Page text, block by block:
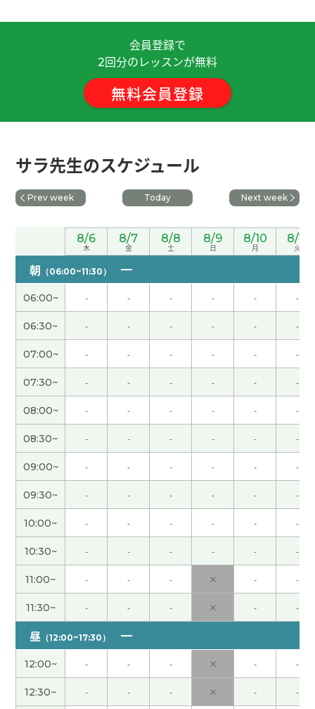
に教えていただけました。ありがとうございます。
老师总是会温柔地纠正我说错的声调 ,即使意思明白
了，也会教我更地道、更自然的说法，非常感谢
快，不知不觉就到了下课的时间。最近我能上课的
时间和您开课的时间很容易对上，这让我很开心。
下次见〜
謝謝老師!!( 20代 男性 )
变异蜘蛛的电影…，我绝对不想看它（ ^ ^ ; 下次
见！！
不能～、看不到、看不了 のニュアンスの違いを教
えていただきました。今までもやもやしていた文法
ですが霧が晴れました！ところで中国語でこの様
な質問をするのは難しいですね。チャレンジしま
したが上手く質問できませんでした。太谢谢你！下
次见！
上节课那天特别闷热，不过昨天来了个台风🌀，下
了很大的雨，气温也一下子就降下了，最高气温只
有20度。我还淋成了落汤鸡(⁠T⁠ T⁠) 下次见〜〜
謝謝老師!!( 20代 男性 )
発音解説ありがとうございました。ラスボスの鼻
母音をクリアしたいと思います。下次见！( 50代
男性 )
謝謝老師！( 20代 男性 )
謝謝老師！( 20代 男性 )
謝謝老師!!
会員登録で
2回分のレッスンが無料
無料会員登録
サラ先生のスケジュール
Prev week Today Next week
8/6
木
8/7
金
8/8
土
8/9
日
8/10
月
8/11
火
朝 （06:00~11:30）
06:00~ - - - - - -
06:30~ - - - - - -
07:00~ - - - - - -
07:30~ - - - - - -
08:00~ - - - - - -
08:30~ - - - - - -
09:00~ - - - - - -
09:30~ - - - - - -
10:00~ - - - - - -
10:30~ - - - - - -
11:00~ - - - × - -
11:30~ - - - × - -
昼 （12:00~17:30）
12:00~ - - - × - -
12:30~ - - - × - -